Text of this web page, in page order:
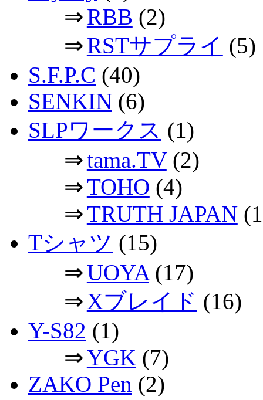
⇒RBB (2)
⇒RSTサプライ (5)
S.F.P.C (40)
SENKIN (6)
SLPワークス (1)
⇒tama.TV(2)
⇒TOHO (4)
⇒TRUTH JAPAN
Tシャツ (15)
⇒UOYA(17)
⇒Xブレイド (16)
Y-S82 (1)
⇒YGK (7)
ZAKO Pen (2)